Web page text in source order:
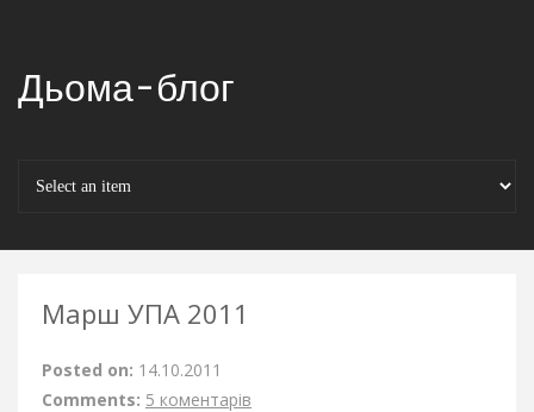
Дьома-блог
Марш УПА 2011
Posted on: 14.10.2011
Comments: 5 коментарів